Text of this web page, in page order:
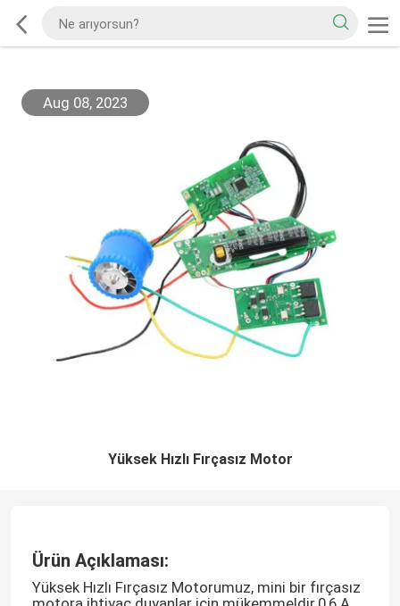
Aug 08, 2023
Yüksek Hızlı Fırçasız Motor
Ürün Açıklaması:
Yüksek Hızlı Fırçasız Motorumuz, mini bir fırçasız